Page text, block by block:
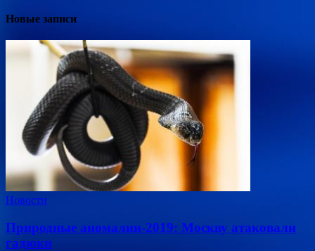
Новые записи
Новости
Природные аномалии-2019: Москву атаковали
гадюки